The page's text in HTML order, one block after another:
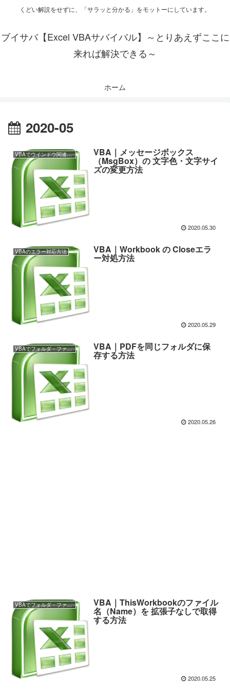
くどい解説をせずに、「サラッと分かる」をモットーにしています。
ブイサバ【Excel VBAサバイバル】～とりあえずここに
来れば解決できる～
ホーム
2020-05
VBAでウインドウ関連の操作 VBA｜メッセージボックス
（MsgBox）の 文字色・文字サイ
ズの変更方法
2020.05.30
VBAのエラー対応方法 VBA｜Workbook の Closeエラ
ー対処方法
2020.05.29
VBAでフォルダ・ファイルの操作 VBA｜PDFを同じフォルダに保
存する方法
2020.05.26
VBAでフォルダ・ファイルの操作 VBA｜ThisWorkbookのファイル
名（Name）を 拡張子なしで取得
する方法
2020.05.25